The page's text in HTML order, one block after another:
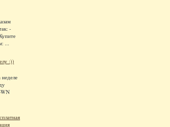
-
...
:))
WN